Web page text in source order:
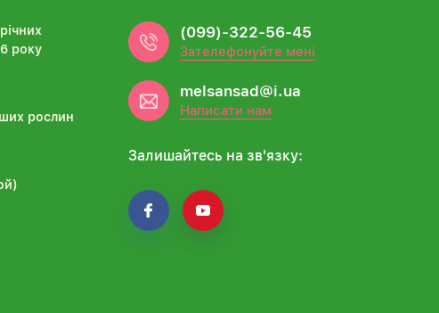
року
рослин
(099)-322-56-45
Зателефонуйте мені
melsansad@i.ua
Написати нам
Залишайтесь на зв'язку: